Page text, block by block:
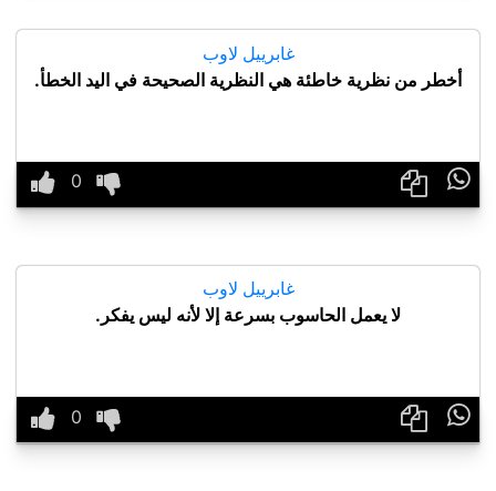
غابرييل لاوب
أخطر من نظرية خاطئة هي النظرية الصحيحة في اليد الخطأ.

غابرييل لاوب
لا يعمل الحاسوب بسرعة إلا لأنه ليس يفكر.
